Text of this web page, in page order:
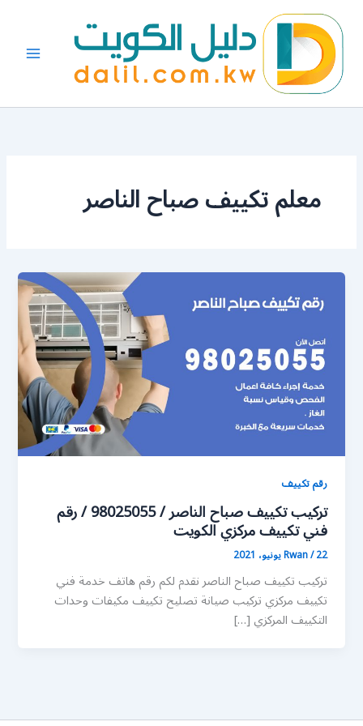
المحتوى
معلم تكييف صباح الناصر
رقم تكييف
تركيب تكييف صباح الناصر / 98025055 / رقم
فني تكييف مركزي الكويت
Rwan/22 يونيو، 2021
تركيب تكييف صباح الناصر نقدم لكم رقم هاتف خدمة فني
تكييف مركزي تركيب صيانة تصليح تكييف مكيفات وحدات
التكييف المركزي […]